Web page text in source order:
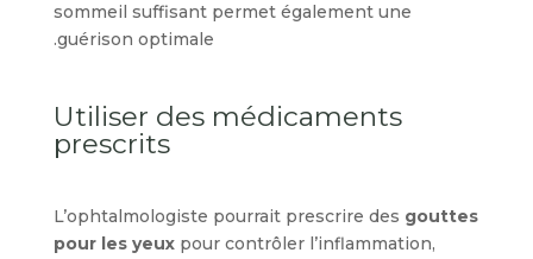
sommeil suffisant permet également une
guérison optimale.
Utiliser des médicaments
prescrits
L’ophtalmologiste pourrait prescrire des gouttes
pour les yeuxpour contrôler l’inflammation,